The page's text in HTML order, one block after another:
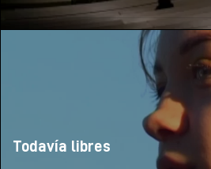
Todavía libres